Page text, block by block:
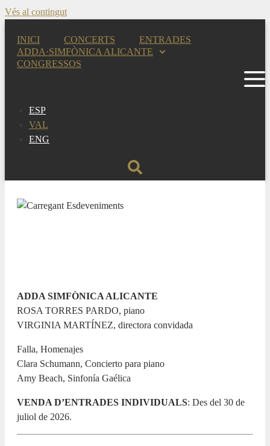
Vés al contingut
INICI CONCERTS
ENTRADES
ADDA·SIMFÒNICA ALICANTE
CONGRESSOS
ESP
VAL
ENG
ADDA SIMFÒNICA ALICANTE
ROSA TORRES PARDO, piano
VIRGINIA MARTÍNEZ, directora convidada
Falla, Homenajes
Clara Schumann, Concierto para piano
Amy Beach, Sinfonía Gaélica
VENDA D’ENTRADES INDIVIDUALS: Des del 30 de
juliol de 2026.